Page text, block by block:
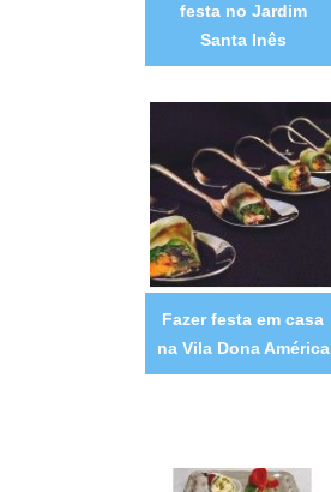
festa no Jardim
Santa Inês
Fazer festa em casa
na Vila Dona América